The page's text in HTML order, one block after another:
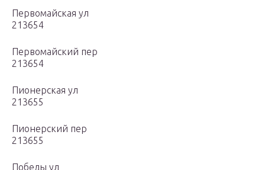
Первомайская ул
213654
Первомайский пер
213654
Пионерская ул
213655
Пионерский пер
213655
Победы ул